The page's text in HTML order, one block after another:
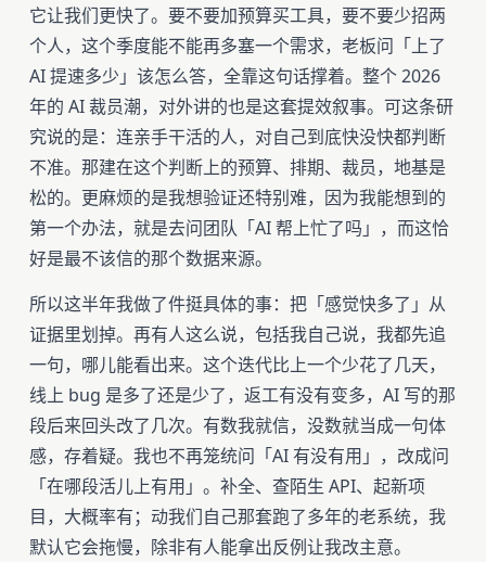
它让我们更快了。要不要加预算买工具，要不要少招两
个人，这个季度能不能再多塞一个需求，老板问「上了
AI 提速多少」该怎么答，全靠这句话撑着。整个 2026
年的 AI 裁员潮，对外讲的也是这套提效叙事。可这条研
究说的是：连亲手干活的人，对自己到底快没快都判断
不准。那建在这个判断上的预算、排期、裁员，地基是
松的。更麻烦的是我想验证还特别难，因为我能想到的
第一个办法，就是去问团队「AI 帮上忙了吗」，而这恰
好是最不该信的那个数据来源。
所以这半年我做了件挺具体的事：把「感觉快多了」从
证据里划掉。再有人这么说，包括我自己说，我都先追
一句，哪儿能看出来。这个迭代比上一个少花了几天，
线上 bug 是多了还是少了，返工有没有变多，AI 写的那
段后来回头改了几次。有数我就信，没数就当成一句体
感，存着疑。我也不再笼统问「AI 有没有用」，改成问
「在哪段活儿上有用」。补全、查陌生 API、起新项
目，大概率有；动我们自己那套跑了多年的老系统，我
默认它会拖慢，除非有人能拿出反例让我改主意。